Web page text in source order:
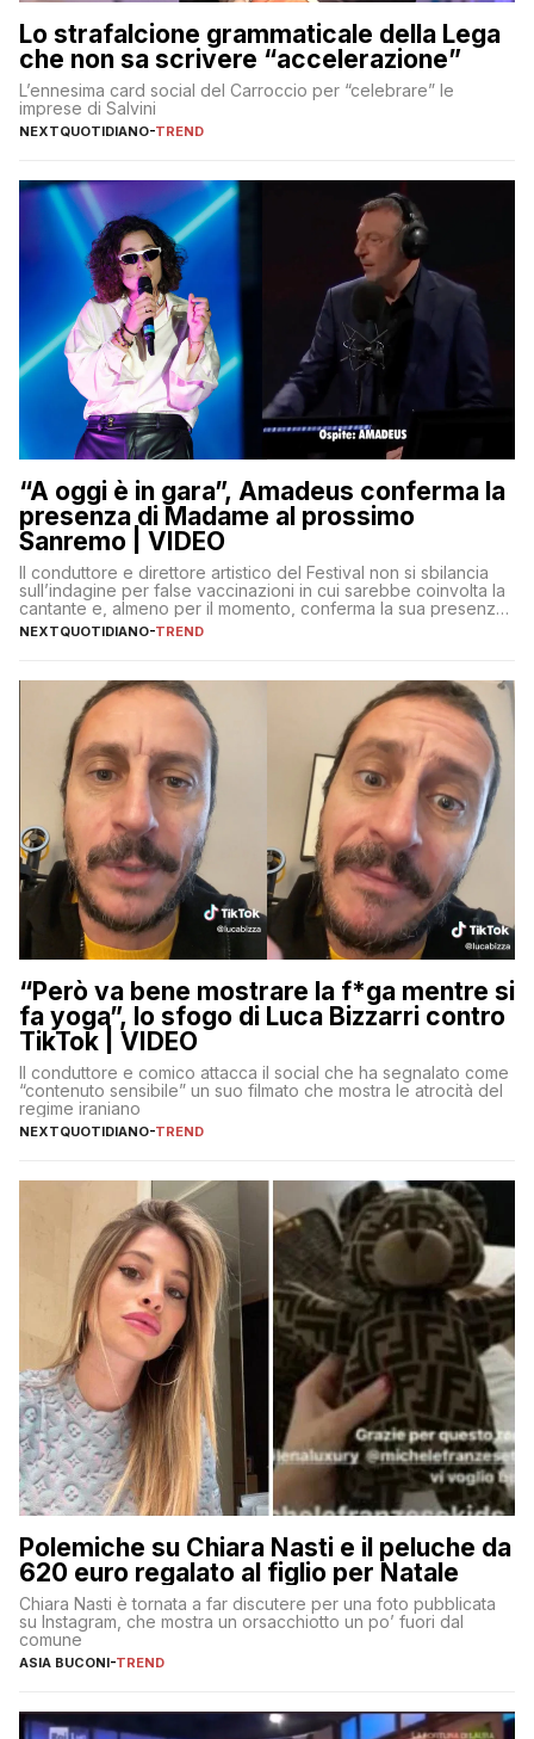
Lo strafalcione grammaticale della Lega
che non sa scrivere “accelerazione”
L’ennesima card social del Carroccio per “celebrare” le
imprese di Salvini
NEXTQUOTIDIANO-TREND
“A oggi è in gara”, Amadeus conferma la
presenza di Madame al prossimo
Sanremo | VIDEO
Il conduttore e direttore artistico del Festival non si sbilancia
sull’indagine per false vaccinazioni in cui sarebbe coinvolta la
cantante e, almeno per il momento, conferma la sua presenza
sul palco dell’Ariston
NEXTQUOTIDIANO-TREND
“Però va bene mostrare la f*ga mentre si
fa yoga”, lo sfogo di Luca Bizzarri contro
TikTok | VIDEO
Il conduttore e comico attacca il social che ha segnalato come
“contenuto sensibile” un suo filmato che mostra le atrocità del
regime iraniano
NEXTQUOTIDIANO-TREND
Polemiche su Chiara Nasti e il peluche da
620 euro regalato al figlio per Natale
Chiara Nasti è tornata a far discutere per una foto pubblicata
su Instagram, che mostra un orsacchiotto un po’ fuori dal
comune
ASIA BUCONI-TREND